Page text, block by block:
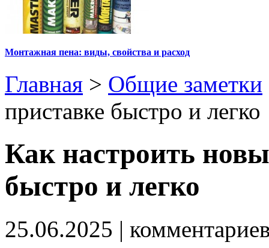
Монтажная пена: виды, свойства и расход
Главная > Общие заметки
приставке быстро и легко
Как настроить
быстро и легко
25.06.2025 |